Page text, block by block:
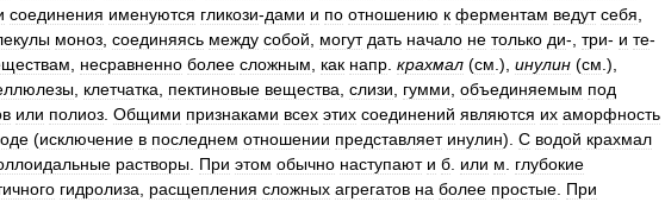
соединения именуются гликози-дами и по отношению к ферментам ведут себя
моноз соединяясь между собой могут дать начало не только ди-, три- и те-
несравненно более сложным как напр крахмал (см .), инулин (см .),
клетчатка пектиновые вещества слизи гумми объединяемым под
или полиоз Общими признаками всех этих соединений являются их аморфность
(исключение в последнем отношении представляет инулин). С водой крахмал
растворы При этом обычно наступают и б или м
глубокие
гидролиза расщепления сложных агрегатов на более простые При